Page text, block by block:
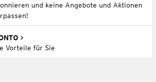
und keine Angebote und Aktionen
Vorteile für Sie